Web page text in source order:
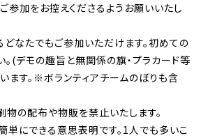
参加をお控えくださるようお願いいたし
どなたでもご参加いただけます。初めての
(デモの趣旨と無関係の旗・プラカード等
ます。※ボランティアチームのぼりも含
物の配布や物販を禁止いたします。
単にできる意思表明です。1人でも多いこ